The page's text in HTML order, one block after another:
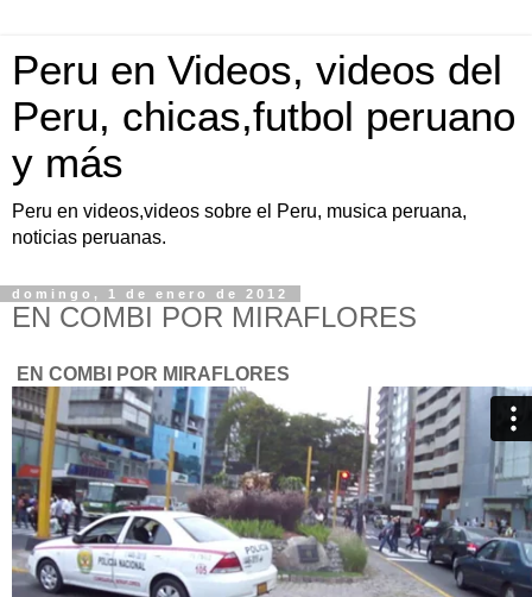
Peru en Videos, videos del
Peru, chicas,futbol peruano
y más
Peru en videos,videos sobre el Peru, musica peruana,
noticias peruanas.
domingo, 1 de enero de 2012
EN COMBI POR MIRAFLORES
EN COMBI POR MIRAFLORES